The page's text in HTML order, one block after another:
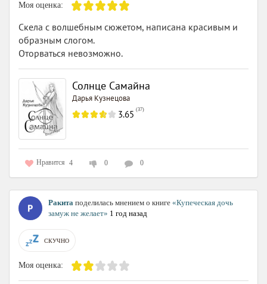
Моя оценка:
Скела с волшебным сюжетом, написана красивым и
образным слогом.
Оторваться невозможно.
Солнце Самайна
Дарья Кузнецова
3.65 (37)
Нравится 4 0 0
Ракита поделилась мнением о книге «Купеческая дочь
замуж не желает» 1 год назад
СКУЧНО
Моя оценка: